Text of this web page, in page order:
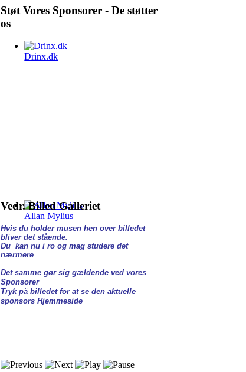
Støt Vores Sponsorer - De støtter
os
Drinx.dk
Allan Mylius
Vedr. Billed Galleriet
Hvis du holder musen hen over billedet
bliver det stående.
Du kan nu i ro og mag studere det
nærmere
Det samme gør sig gældende ved vores
Sponsorer
Tryk på billedet for at se den aktuelle
sponsors Hjemmeside